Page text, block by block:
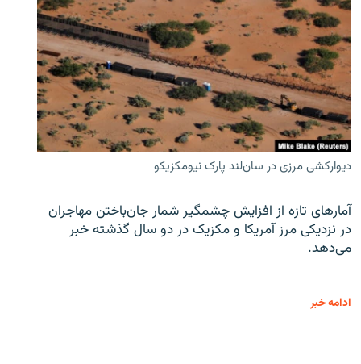
دیوارکشی مرزی در سان‌لند پارک نیومکزیکو
آمارهای تازه از افزایش چشمگیر شمار جان‌باختن مهاجران
در نزدیکی مرز آمریکا و مکزیک در دو سال گذشته خبر
می‌دهد.
ادامه خبر